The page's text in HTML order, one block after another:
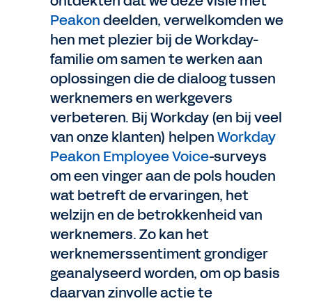
Peakondeelden, verwelkomden we
hen met plezier bij de Workday-
familie om samen te werken aan
oplossingen die de dialoog tussen
werknemers en werkgevers
verbeteren. Bij Workday (en bij veel
van onze klanten) helpenWorkday
Peakon Employee Voice-surveys
om een vinger aan de pols houden
wat betreft de ervaringen, het
welzijn en de betrokkenheid van
werknemers. Zo kan het
werknemerssentiment grondiger
geanalyseerd worden, om op basis
daarvan zinvolle actie te